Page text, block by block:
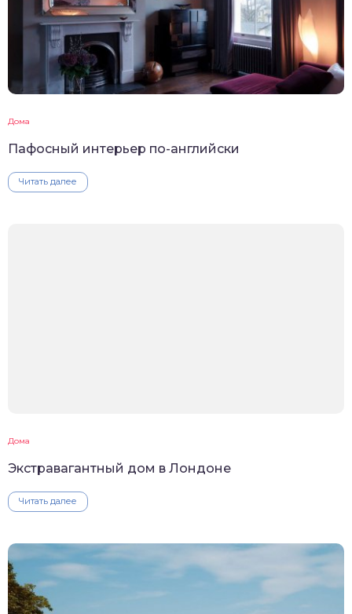
Дома
Пафосный интерьер по-английски
Читать далее
Дома
Экстравагантный дом в Лондоне
Читать далее